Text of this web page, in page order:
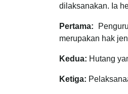
dilaksanakan. Ia
Pertama:
merupakan hak
Kedua: Hutang
Ketiga: